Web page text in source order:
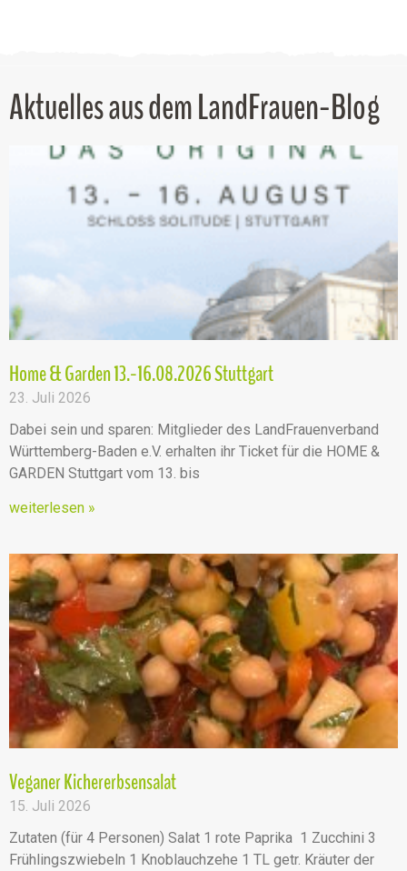
Aktuelles aus dem LandFrauen-Blog
Home & Garden 13.-16.08.2026 Stuttgart
23. Juli 2026
Dabei sein und sparen: Mitglieder des LandFrauenverband
Württemberg-Baden e.V. erhalten ihr Ticket für die HOME &
GARDEN Stuttgart vom 13. bis
weiterlesen »
Veganer Kichererbsensalat
15. Juli 2026
Zutaten (für 4 Personen) Salat 1 rote Paprika 1 Zucchini 3
Frühlingszwiebeln 1 Knoblauchzehe 1 TL getr. Kräuter der